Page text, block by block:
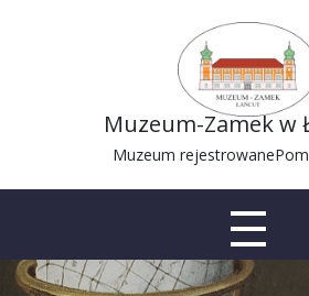
Muzeum-Zamek w
Muzeum rejestrowane